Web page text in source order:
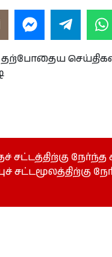
தற்போதைய
சட்டத்திற்கு நேர்ந்த
சட்டமூலத்திற்கு